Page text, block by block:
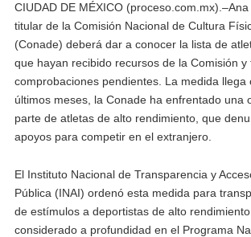
CIUDAD DE MÉXICO (proceso.com.mx).–Ana
titular de la Comisión Nacional de Cultura
(Conade) deberá dar a conocer la lista de
que hayan recibido recursos de la Comisión
comprobaciones pendientes. La medida llega
últimos meses, la Conade ha enfrentado una
parte de atletas de alto rendimiento, que
apoyos para competir en el extranjero.
El Instituto Nacional de Transparencia y
Pública (INAI) ordenó esta medida para
de estímulos a deportistas de alto
considerado a profundidad en el Programa